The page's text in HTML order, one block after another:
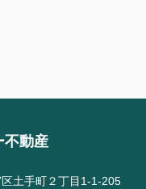
不動産
土手町２丁目1-1-205